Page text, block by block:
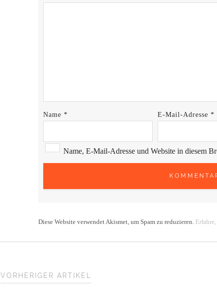
Name* E-Mail-Adresse*
Name, E-Mail-Adresse und Website in diesem
Diese Website verwendet Akismet, um Spam zu reduzieren.
VORHERIGER ARTIKEL